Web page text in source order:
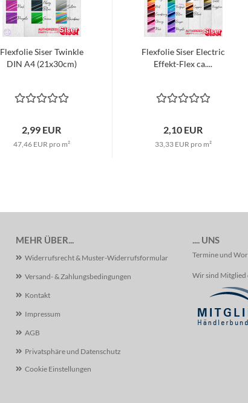
Flexfolie Siser Twinkle
DIN A4 (21x30cm)
2,99 EUR
47,46 EUR pro m²
Flexfolie Siser Electric
Effekt-Flex ca....
2,10 EUR
33,33 EUR pro m²
MEHR ÜBER...
Widerrufsrecht & Muster-Widerrufsformular
Versand- & Zahlungsbedingungen
Kontakt
Impressum
AGB
Privatsphäre und Datenschutz
Cookie Einstellungen
.... UNS
Termine und
Wir sind Mitglied